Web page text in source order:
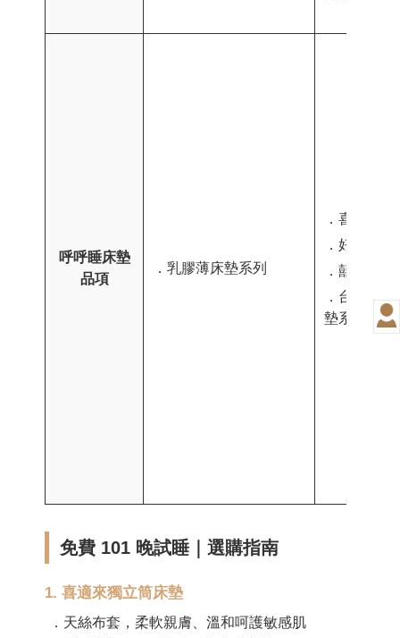
呼呼睡床墊
品項
．乳膠薄床墊系列
．喜適來
．好適來
．囍適多
．台灣好
墊系列
免費 101 晚試睡｜選購指南
1. 喜適來獨立筒床墊
．天絲布套，柔軟親膚、溫和呵護敏感肌